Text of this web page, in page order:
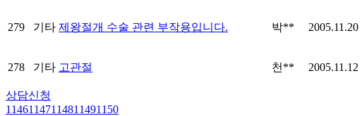
279 기타 제왕절개 수술 관련 부작용입니다. 박** 2005.11.20
278 기타 고관절 천** 2005.11.12
상담신청
11461147114811491150